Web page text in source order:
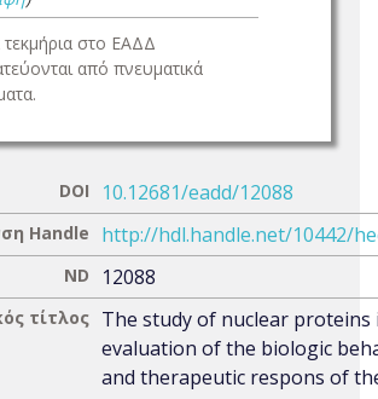
στο ΕΑΔΔ
από πνευματικά
DOI 10.12681/eadd/12088
Handle http://hdl.handle.net/10442/
ND 12088
τίτλος The study of nuclear proteins
evaluation of the biologic
and therapeutic respons of